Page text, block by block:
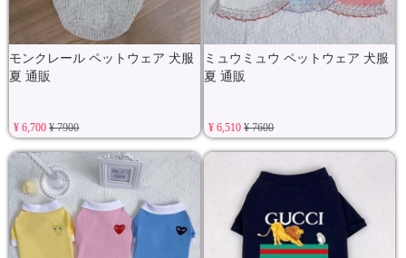
モンクレール ペットウェア 犬服
夏 通販
¥ 6,700¥ 7900
ミュウミュウ ペットウェア 犬服
夏 通販
¥ 6,510¥ 7600